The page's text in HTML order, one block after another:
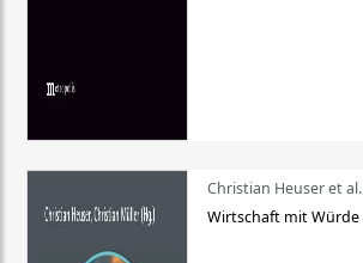
Christian Heuser et al.
Wirtschaft mit Würde